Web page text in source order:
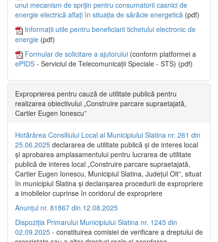
unui mecanism de sprijin pentru consumatorii casnici de
energie electrică aflați în situația de sărăcie energetică (pdf)
Informații utile pentru beneficiarii tichetului electronic de
energie (pdf)
Formular de solicitare a ajutorului (conform platformei a
ePIDS - Serviciul de Telecomunicații Speciale - STS) (pdf)
Exproprierea pentru cauză de utilitate publică pentru
realizarea obiectivului „Construire parcare supraetajată,
Cartier Eugen Ionescu”
Hotărârea Consiliului Local al Municipiului Slatina nr. 261 din
25.06.2025 declararea de utilitate publică și de interes local
și aprobarea amplasamentului pentru lucrarea de utilitate
publică de interes local „Construire parcare supraetajată,
Cartier Eugen Ionescu, Municipiul Slatina, Județul Olt”, situat
în municipiul Slatina și declanșarea procedurii de expropriere
a imobilelor cuprinse în coridorul de expropriere
Anunțul nr. 81867 din 12.08.2025
Dispoziția Primarului Municipiului Slatina nr. 1245 din
02.09.2025 - constituirea comisiei de verificare a dreptului de